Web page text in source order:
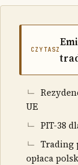
CZYTASZ
UE
PIT-38
Trading
opłaca